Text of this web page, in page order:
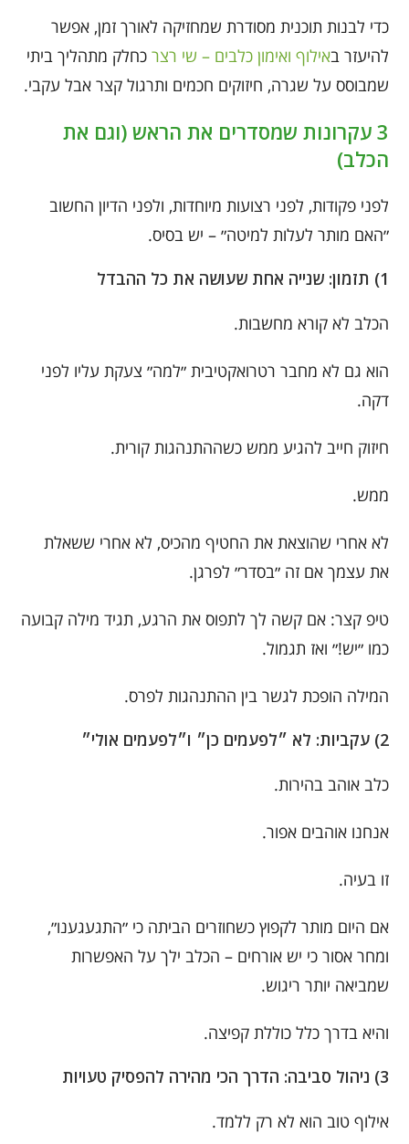
כדי לבנות תוכנית מסודרת שמחזיקה לאורך זמן, אפשר
להיעזר באילוף ואימון כלבים – שי רצר כחלק מתהליך ביתי
שמבוסס על שגרה, חיזוקים חכמים ותרגול קצר אבל עקבי.
3 עקרונות שמסדרים את הראש (וגם את
הכלב)
לפני פקודות, לפני רצועות מיוחדות, ולפני הדיון החשוב
״האם מותר לעלות למיטה״ – יש בסיס.
1) תזמון: שנייה אחת שעושה את כל ההבדל
הכלב לא קורא מחשבות.
הוא גם לא מחבר רטרואקטיבית ״למה״ צעקת עליו לפני
דקה.
חיזוק חייב להגיע ממש כשההתנהגות קורית.
ממש.
לא אחרי שהוצאת את החטיף מהכיס, לא אחרי ששאלת
את עצמך אם זה ״בסדר״ לפרגן.
טיפ קצר: אם קשה לך לתפוס את הרגע, תגיד מילה קבועה
כמו ״יש!״ ואז תגמול.
המילה הופכת לגשר בין ההתנהגות לפרס.
2) עקביות: לא ״לפעמים כן״ ו״לפעמים אולי״
כלב אוהב בהירות.
אנחנו אוהבים אפור.
זו בעיה.
אם היום מותר לקפוץ כשחוזרים הביתה כי ״התגעגענו״,
ומחר אסור כי יש אורחים – הכלב ילך על האפשרות
שמביאה יותר ריגוש.
והיא בדרך כלל כוללת קפיצה.
3) ניהול סביבה: הדרך הכי מהירה להפסיק טעויות
אילוף טוב הוא לא רק ללמד.